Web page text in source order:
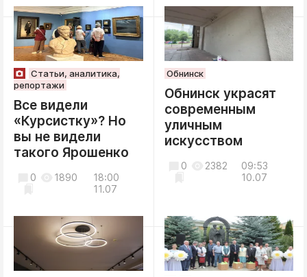
Статьи, аналитика,
репортажи
Все видели
«Курсистку»? Но
вы не видели
такого Ярошенко
18:00
11.07
0 1890
Обнинск
Обнинск украсят
современным
уличным
искусством
09:53
10.07
0 2382